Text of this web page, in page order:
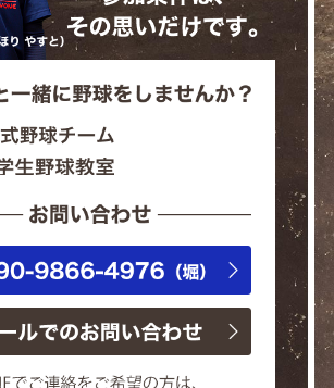
「
私たち
（フィ
（FOD
お問い
TEL:090-
メールで
代表 / 堀 泰人（ほり やすと）